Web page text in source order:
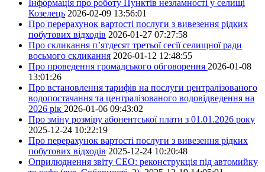
Інформація про роботу Пунктів незламності у селищі
Козелець 2026-02-09 13:56:01
Про перерахунок вартості послуги з вивезення рідких
побутових відходів 2026-01-27 07:27:58
Про скликання п’ятдесят третьої сесії селищної ради
восьмого скликання 2026-01-12 12:48:55
Про проведення громадського обговорення 2026-01-08
13:01:26
Про встановлення тарифів на послуги централізованого
водопостачання та централізованого водовідведення на
2026 рік 2026-01-06 09:43:02
Про зміну розміру абонентської плати з 01.01.2026 року
2025-12-24 10:22:19
Про перерахунок вартості послуги з вивезення рідких
побутових відходів 2025-12-24 10:20:48
Оприлюднення звіту СЕО: реконструкція під автомийку